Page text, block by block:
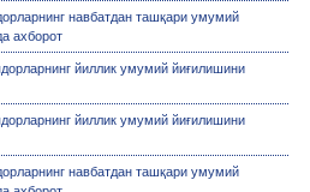
навбатдан ташқари умумий
ахборот
йиллик умумий йиғилишини
йиллик умумий йиғилишини
навбатдан ташқари умумий